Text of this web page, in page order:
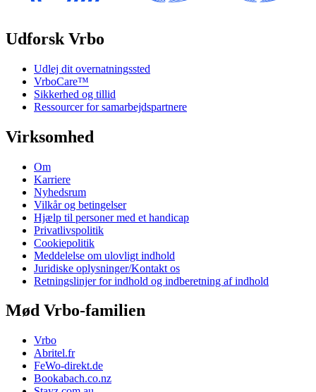
Udforsk Vrbo
Udlej dit overnatningssted
VrboCare™
Sikkerhed og tillid
Ressourcer for samarbejdspartnere
Virksomhed
Om
Karriere
Nyhedsrum
Vilkår og betingelser
Hjælp til personer med et handicap
Privatlivspolitik
Cookiepolitik
Meddelelse om ulovligt indhold
Juridiske oplysninger/Kontakt os
Retningslinjer for indhold og indberetning af indhold
Mød Vrbo-familien
Vrbo
Abritel.fr
FeWo-direkt.de
Bookabach.co.nz